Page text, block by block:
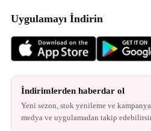
Uygulamayı İndirin
İndirimlerden haberdar ol
Yeni sezon, stok yenileme ve
medya ve uygulamadan takip